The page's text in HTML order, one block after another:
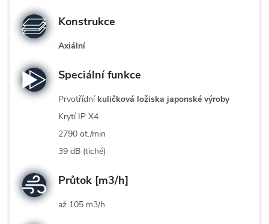
Konstrukce
Axiální
Speciální funkce
Prvotřídní kuličková ložiska japonské výroby
Krytí IP X4
2790 ot./min
39 dB (tiché)
Průtok [m3/h]
až 105 m3/h